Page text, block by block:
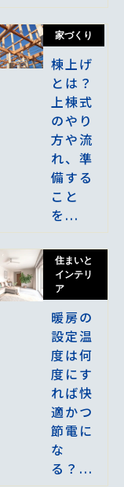
家づくり
棟上げ
とは？
上棟式
のやり
方や流
れ、準
備する
こと
を...
住まいと
インテリ
ア
暖房の
設定温
度は何
度にす
れば快
適かつ
節電に
な
る？...